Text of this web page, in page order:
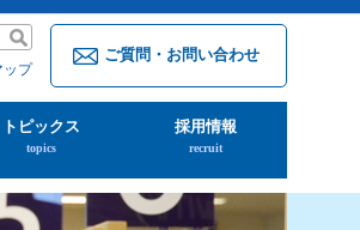
ご質問・お問い合わせ
ップ
トピックス
topics
採用情報
recruit